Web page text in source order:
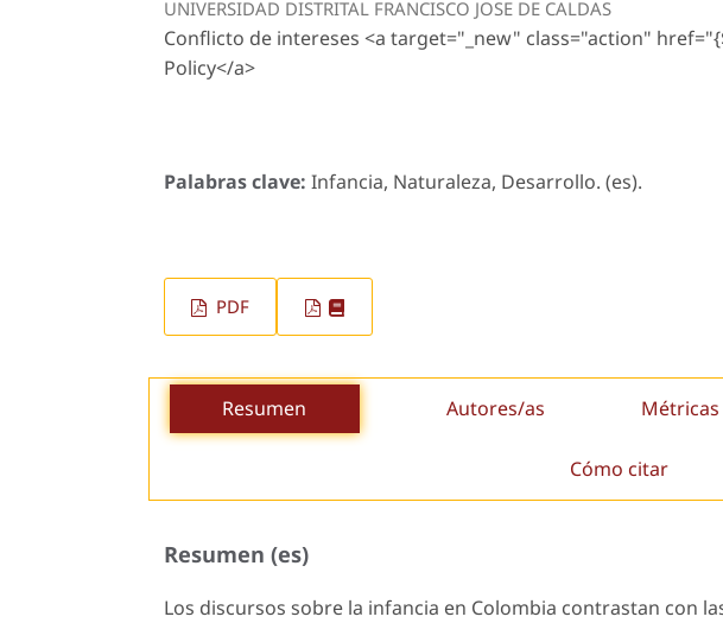
UNIVERSIDAD DISTRITAL FRANCISCO JOSE DE CALDAS
Conflicto de intereses <a target="_new" class="action"
Policy</a>
Palabras clave: Infancia, Naturaleza, Desarrollo. (es).
PDF
Resumen Autores/as
Cómo citar
Resumen (es)
Los discursos sobre la infancia en Colombia contrastan con